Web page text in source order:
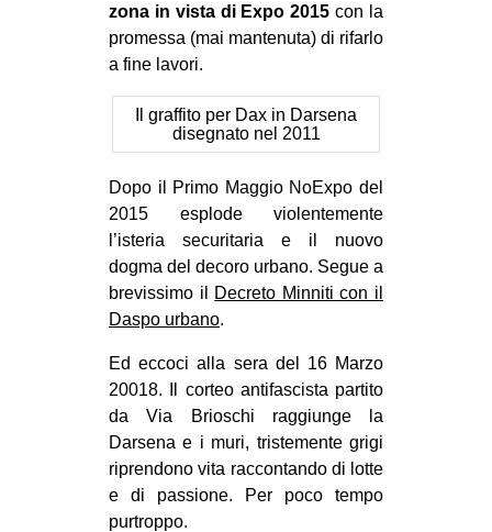
zona in vista di Expo 2015 con la
promessa (mai mantenuta) di rifarlo
a fine lavori.
Il graffito per Dax in Darsena
disegnato nel 2011
Dopo il Primo Maggio NoExpo del
2015 esplode violentemente
l’isteria securitaria e il nuovo
dogma del decoro urbano. Segue a
brevissimo il
Decreto Minniti con il
Daspo urbano.
Ed eccoci alla sera del 16 Marzo
20018. Il corteo antifascista partito
da Via Brioschi raggiunge la
Darsena e i muri, tristemente grigi
riprendono vita raccontando di lotte
e di passione. Per poco tempo
purtroppo.